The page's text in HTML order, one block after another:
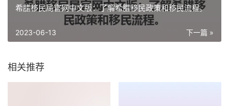
希腊移民局官网中文版：了解希腊移民政策和移民流程。
下一篇 »
2023-06-13
相关推荐